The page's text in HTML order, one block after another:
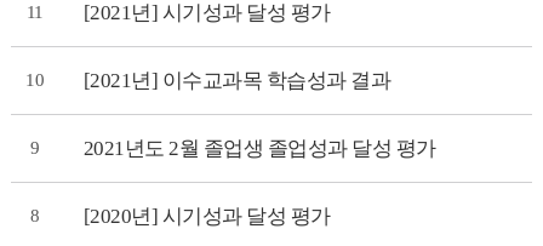
11 [2021년] 시기성과 달성 평가
10 [2021년] 이수교과목 학습성과 결과
9 2021년도 2월 졸업생 졸업성과 달성 평가
8 [2020년] 시기성과 달성 평가